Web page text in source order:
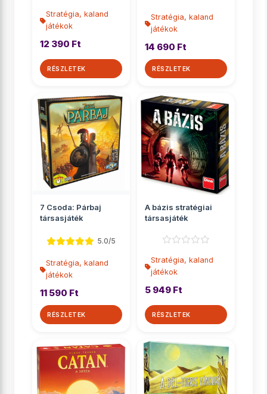
Stratégia, kaland
játékok
12 390 Ft
RÉSZLETEK
Stratégia, kaland
játékok
14 690 Ft
RÉSZLETEK
7 Csoda: Párbaj
társasjáték
5.0/5
Stratégia, kaland
játékok
11 590 Ft
RÉSZLETEK
A bázis stratégiai
társasjáték
Stratégia, kaland
játékok
5 949 Ft
RÉSZLETEK